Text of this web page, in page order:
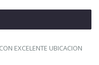
EXCELENTE UBICACION